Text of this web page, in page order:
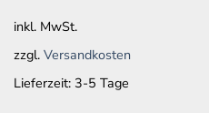
Optionen
können
auf
der
inkl. MwSt.
zzgl. Versandkosten
Lieferzeit: 3-5 Tage